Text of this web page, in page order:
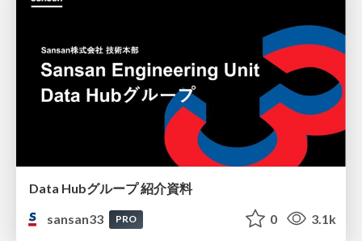
Data Hubグループ 紹介資料
sansan33
PRO 0 3.1k